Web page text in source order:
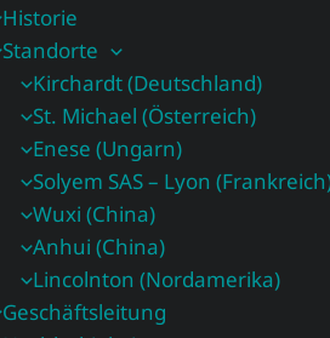
Historie
Standorte
Kirchardt (Deutschland)
St. Michael (Österreich)
Enese (Ungarn)
Solyem SAS – Lyon
Wuxi (China)
Anhui (China)
Lincolnton (Nordamerika)
Geschäftsleitung